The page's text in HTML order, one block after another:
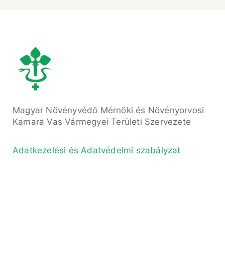
Magyar Növényvédő Mérnöki és Növényorvosi
Kamara Vas Vármegyei Területi Szervezete
Adatkezelési és Adatvédelmi szabályzat